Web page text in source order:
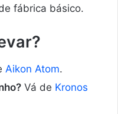
fábrica básico.
Aikon Atom.
Vá de Kronos